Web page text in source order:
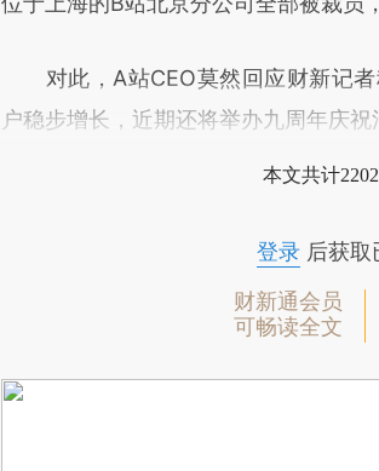
对此，A站CEO莫然回应财新记者
户稳步增长，近期还将举办九周年庆祝
本文共计
登录后获取
财新通会员
可畅读全文